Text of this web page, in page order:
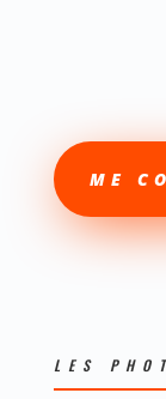
ME
LES